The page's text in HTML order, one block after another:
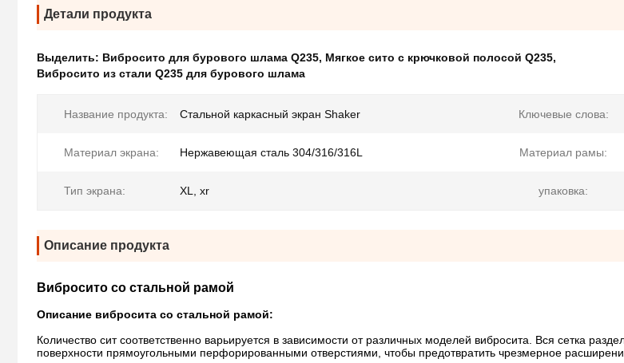
Детали продукта
Выделить: Вибросито для бурового шлама Q235, Мягкое сито с крючковой полосой Q235,
Вибросито из стали Q235 для бурового шлама
Название продукта: Стальной каркасный экран Shaker Ключевые слова:
Материал экрана: Нержавеющая сталь 304/316/316L Материал рамы:
Тип экрана: XL, xr упаковка:
Описание продукта
Вибросито со стальной рамой
Описание вибросита со стальной рамой:
Количество сит соответственно варьируется в зависимости от различных моделей вибросита. Вся сетка
поверхности прямоугольными перфорированными отверстиями, чтобы предотвратить чрезмерное